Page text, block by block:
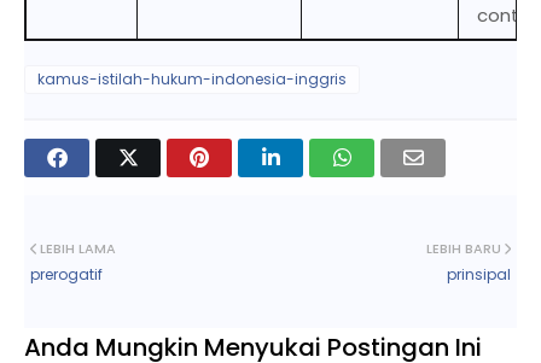
kamus-istilah-hukum-indonesia-inggris
LEBIH BARU
prinsipal
LEBIH LAMA
prerogatif
Anda Mungkin Menyukai Postingan Ini